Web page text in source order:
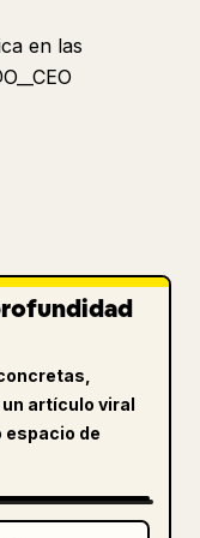
en las
artículo viral
espacio de